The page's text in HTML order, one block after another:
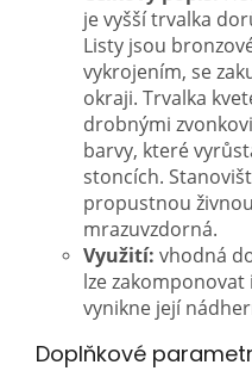
je vyšší trvalka
Listy jsou
vykrojením, se
okraji. Trvalka
drobnými
barvy, které
stoncích.
propustnou
mrazuvzdorná.
Využití: vhodná
lze
vynikne její
Doplňkové